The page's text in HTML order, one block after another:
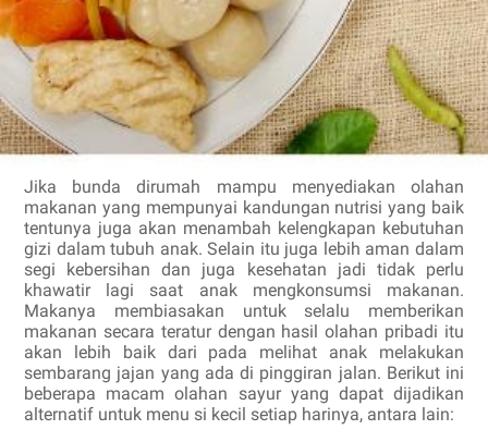
Jika bunda dirumah mampu menyediakan olahan
makanan yang mempunyai kandungan nutrisi yang baik
tentunya juga akan menambah kelengkapan kebutuhan
gizi dalam tubuh anak. Selain itu juga lebih aman dalam
segi kebersihan dan juga kesehatan jadi tidak perlu
khawatir lagi saat anak mengkonsumsi makanan.
Makanya membiasakan untuk selalu memberikan
makanan secara teratur dengan hasil olahan pribadi itu
akan lebih baik dari pada melihat anak melakukan
sembarang jajan yang ada di pinggiran jalan. Berikut ini
beberapa macam olahan sayur yang dapat dijadikan
alternatif untuk menu si kecil setiap harinya, antara lain: